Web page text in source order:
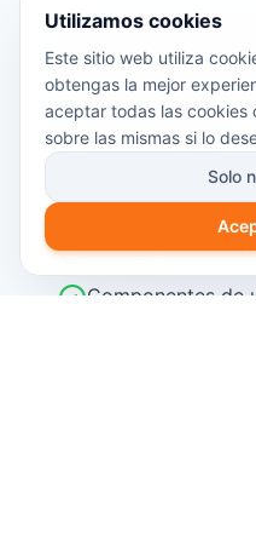
📖 Contenido de la
Cómo funciona el
fotovoltaico
Ayudas y
2026
Cálculo del
Componentes de
Utilizamos cookies
Este sitio web utiliza
obtengas la mejor
aceptar todas las cookies
sobre las mismas si lo
Solo